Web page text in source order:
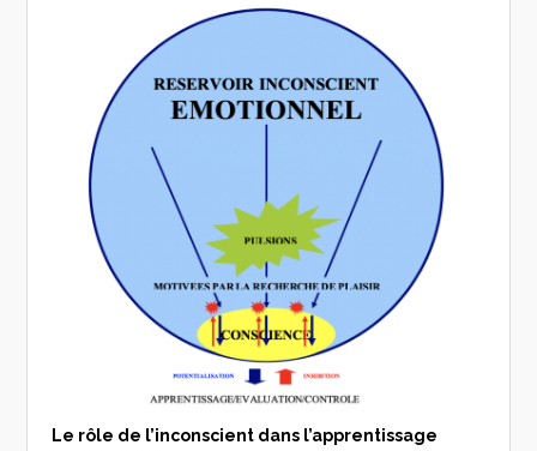
Le rôle de l’inconscient dans l’apprentissage